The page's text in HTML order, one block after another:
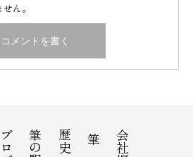
ん。
筆
歴史
筆の駅
ブログ